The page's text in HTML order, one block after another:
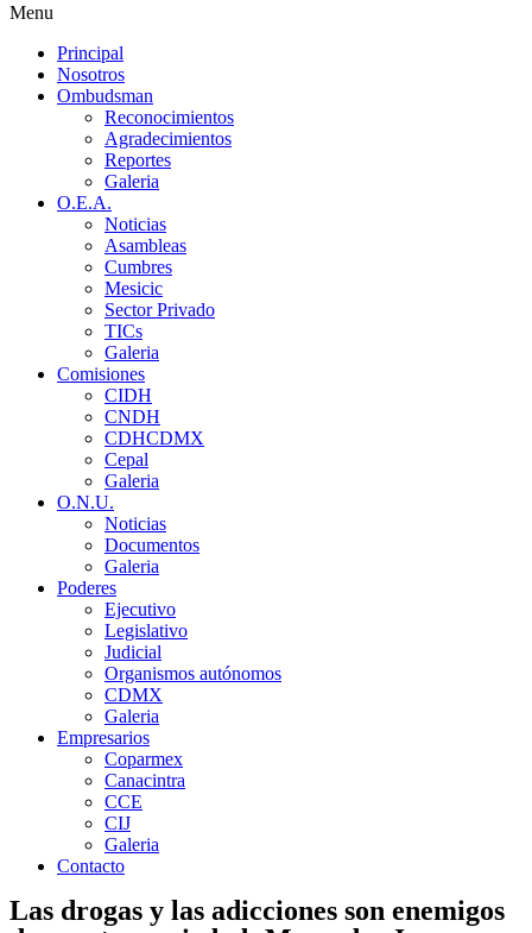
Menu
Principal
Nosotros
Ombudsman
Reconocimientos
Agradecimientos
Reportes
Galeria
O.E.A.
Noticias
Asambleas
Cumbres
Mesicic
Sector Privado
TICs
Galeria
Comisiones
CIDH
CNDH
CDHCDMX
Cepal
Galeria
O.N.U.
Noticias
Documentos
Galeria
Poderes
Ejecutivo
Legislativo
Judicial
Organismos autónomos
CDMX
Galeria
Empresarios
Coparmex
Canacintra
CCE
CIJ
Galeria
Contacto
Las drogas y las adicciones son enemigos